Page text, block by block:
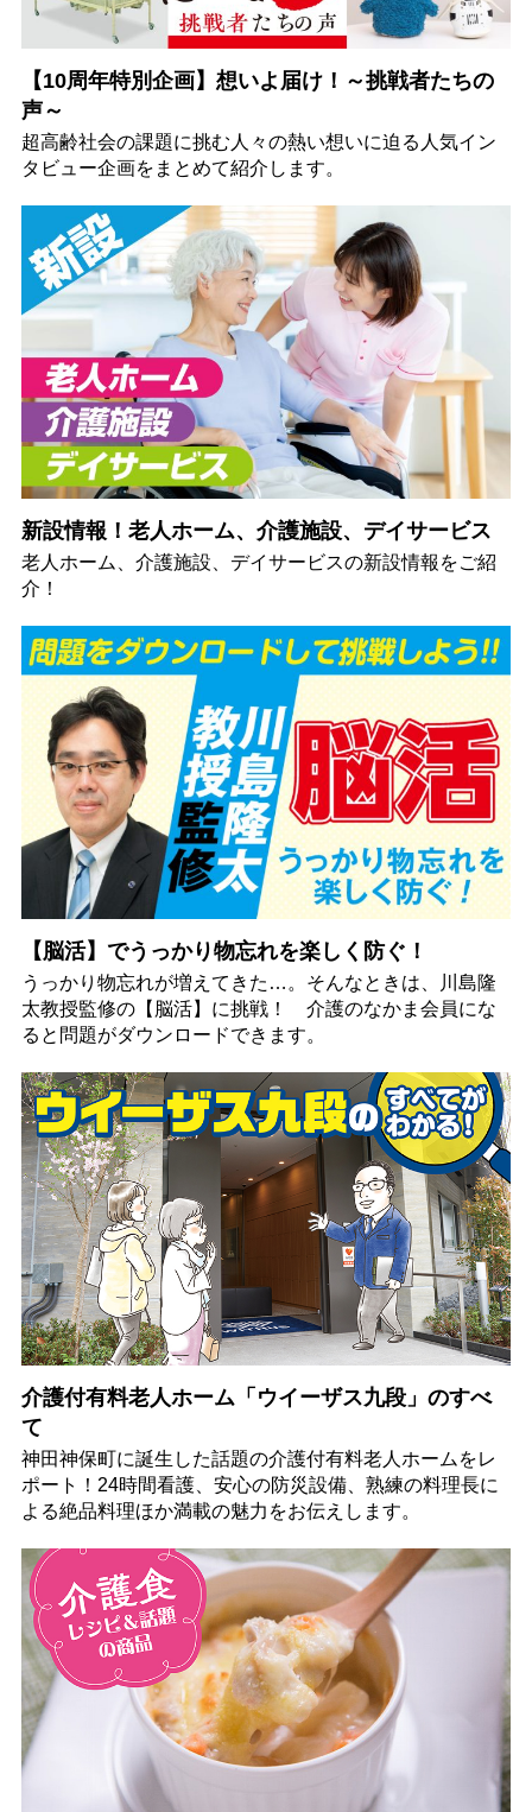
【10周年特別企画】想いよ届け！～挑戦者たちの
声～
超高齢社会の課題に挑む人々の熱い想いに迫る人気イン
タビュー企画をまとめて紹介します。
新設情報！老人ホーム、介護施設、デイサービス
老人ホーム、介護施設、デイサービスの新設情報をご紹
介！
【脳活】でうっかり物忘れを楽しく防ぐ！
うっかり物忘れが増えてきた…。そんなときは、川島隆
太教授監修の【脳活】に挑戦！ 介護のなかま会員にな
ると問題がダウンロードできます。
介護付有料老人ホーム「ウイーザス九段」のすべ
て
神田神保町に誕生した話題の介護付有料老人ホームをレ
ポート！24時間看護、安心の防災設備、熟練の料理長に
よる絶品料理ほか満載の魅力をお伝えします。